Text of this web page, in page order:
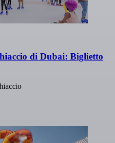
di Dubai: Biglietto